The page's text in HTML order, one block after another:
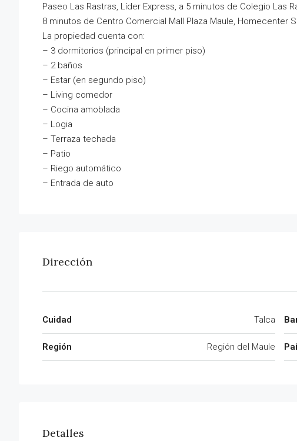
Paseo Las Rastras, Líder Express, a 5 minutos de Colegio Las
8 minutos de Centro Comercial Mall Plaza Maule, Homecenter
La propiedad cuenta con:
– 3 dormitorios (principal en primer piso)
– 2 baños
– Estar (en segundo piso)
– Living comedor
– Cocina amoblada
– Logia
– Terraza techada
– Patio
– Riego automático
– Entrada de auto
Dirección
Cuidad Talca
Región Región del Maule
Detalles